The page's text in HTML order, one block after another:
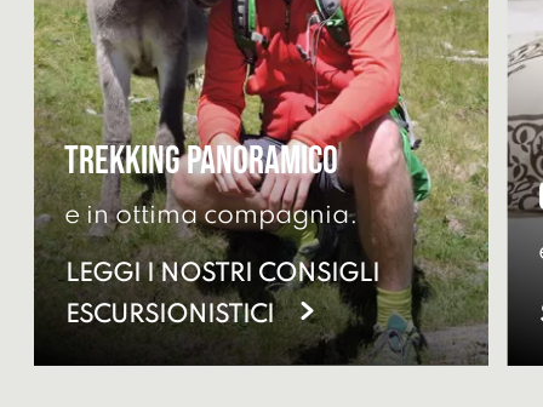
Trekking panoramico
e in ottima compagnia.
LEGGI I NOSTRI CONSIGLI
ESCURSIONISTICI